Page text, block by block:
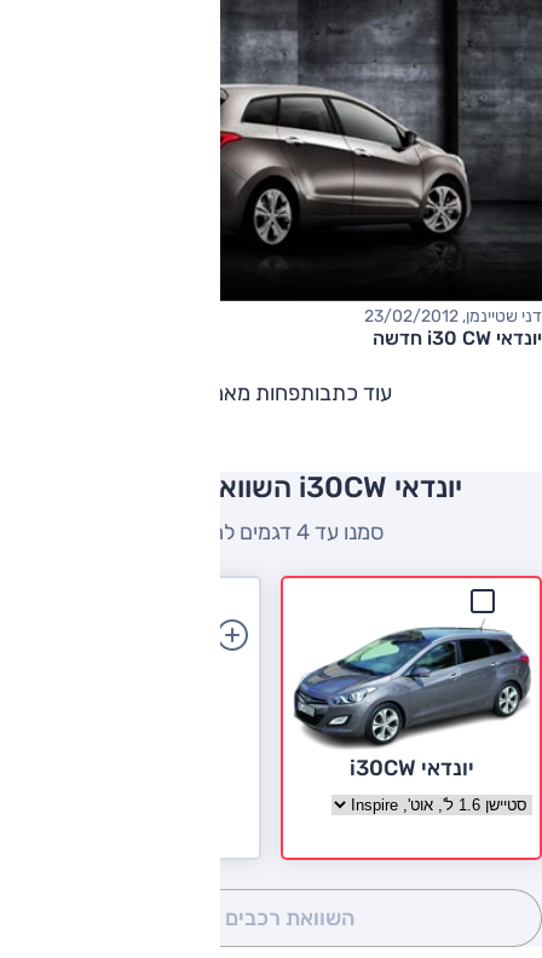
דני שטיינמן, 23/02/2012
יונדאי i30 CW חדשה
עוד כתבותפחות מאמרים
יונדאי i30CW השוואה למתחרים
סמנו עד 4 דגמים להשוואה
יונדאי i30CW
בחר גרסה יונדאי i30CW
השוואת רכבים